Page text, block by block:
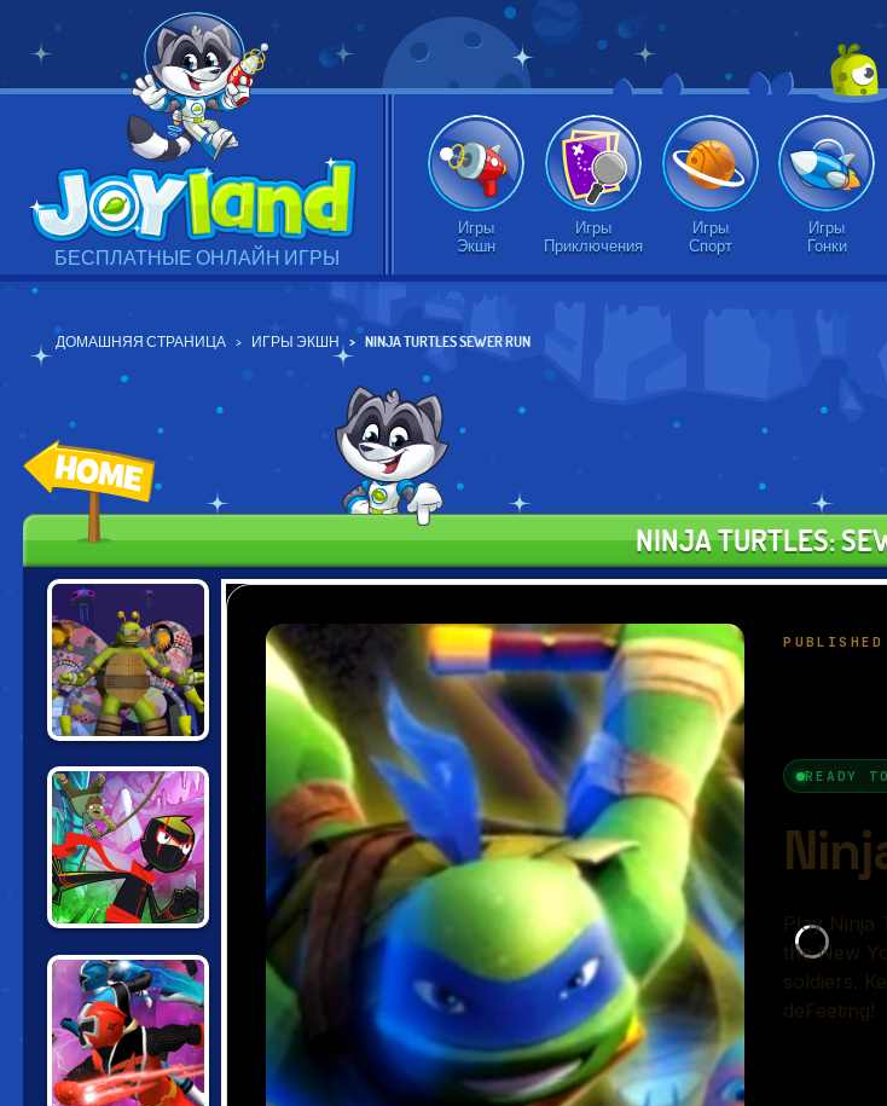
БЕСПЛАТНЫЕ ОНЛАЙН ИГРЫ
Игры
Экшн
Игры
Приключения
Игры
Спорт
Игры
Гонки
ДОМАШНЯЯ СТРАНИЦА ИГРЫ ЭКШН NINJA TURTLES SEWER RUN
NINJA TURTLES:
TURFLYTLE
QUEST 3D
CUNNINGHAM:
NINJA SPRINT